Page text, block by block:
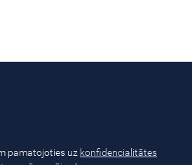
pamatojoties uz konfidencialitātes